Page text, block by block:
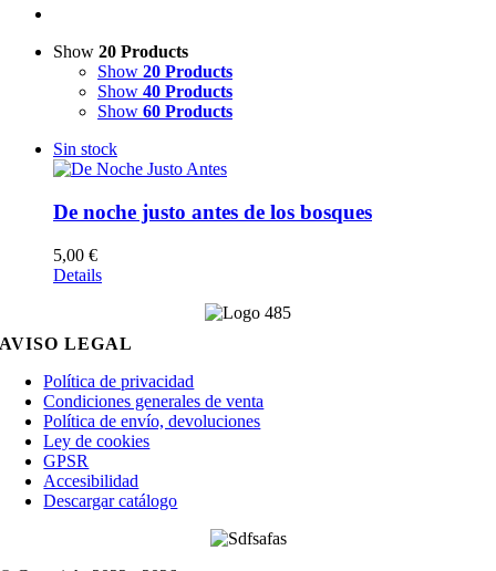
Show 20 Products
Show 20 Products
Show 40 Products
Show 60 Products
Sin stock
De noche justo antes de los bosques
5,00 €
Details
AVISO LEGAL
Política de privacidad
Condiciones generales de venta
Política de envío, devoluciones
Ley de cookies
GPSR
Accesibilidad
Descargar catálogo